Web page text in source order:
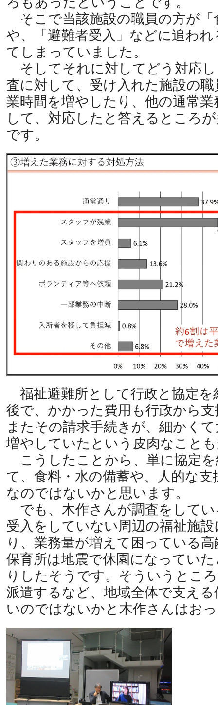
そこで当該施設の職員の方が「
や、「避難者受入」などに追わ
てしまっていました。
そしてそれに対してどう対応
査に対して、受け入れた施設の
業時間を増やしたり、他の通常
して、対応したと答えるところ
です。
福祉避難所として行政と協定を
後で、かかった費用も行政から
またその請求手続きが、細かく
増やしていたという皮肉なこと
こうしたことから、単に協定
て、食料・水の備蓄や、人的な
なのではないかと思います。
でも、木作さんが調査をしてい
受入をしていない周辺の福祉施
り、業務量が増えて困っている
保育所は地震で休園になってい
りしたそうです。そういうとこ
派遣するなど、地域全体で支え
いのではないかと木作さんはお